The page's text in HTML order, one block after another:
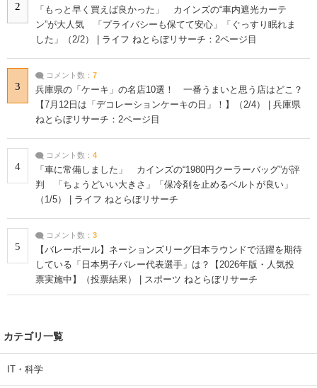
2
「もっと早く買えば良かった」 カインズの“車内遮光カーテ
ン”が大人気 「プライバシーも保てて安心」「ぐっすり眠れま
した」（2/2） | ライフ ねとらぼリサーチ：2ページ目
3
コメント数： 7
兵庫県の「ケーキ」の名店10選！ 一番うまいと思う店はどこ？
【7月12日は「デコレーションケーキの日」！】（2/4） | 兵庫県
ねとらぼリサーチ：2ページ目
4
コメント数： 4
「車に常備しました」 カインズの“1980円クーラーバッグ”が評
判 「ちょうどいい大きさ」「保冷剤を止めるベルトが良い」
（1/5） | ライフ ねとらぼリサーチ
5
コメント数： 3
【バレーボール】ネーションズリーグ日本ラウンドで活躍を期待
している「日本男子バレー代表選手」は？【2026年版・人気投
票実施中】（投票結果） | スポーツ ねとらぼリサーチ
カテゴリ一覧
IT・科学